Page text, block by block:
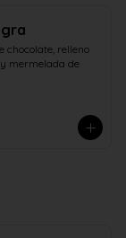
chocolate, relleno
mermelada de